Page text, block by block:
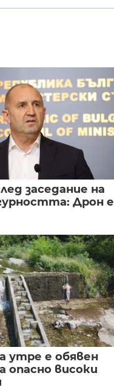
заседание на
Дрон е
утре е обявен
опасно високи